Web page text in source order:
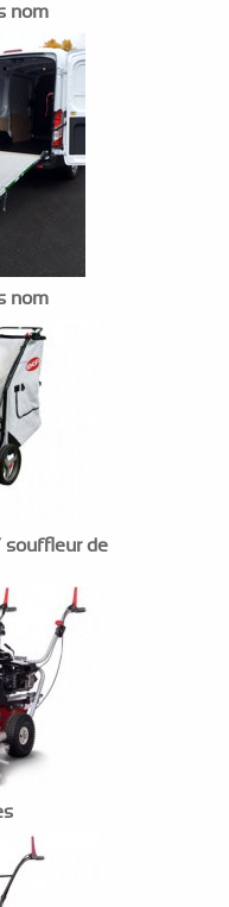
nom
nom
souffleur de